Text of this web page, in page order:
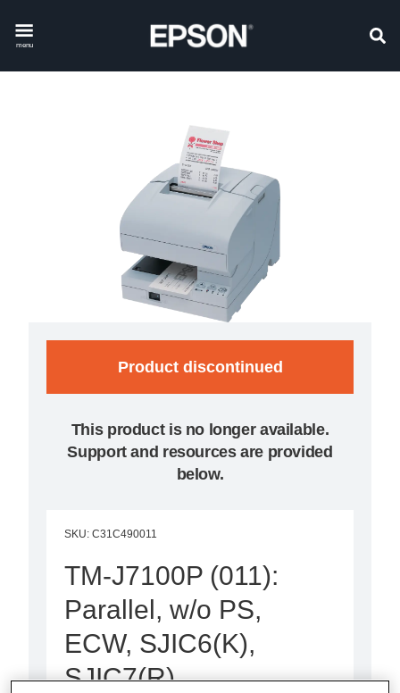
menu
Product discontinued
This product is no longer available.
Support and resources are provided
below.
SKU: C31C490011
TM-J7100P (011):
Parallel, w/o PS,
ECW, SJIC6(K),
SJIC7(R)